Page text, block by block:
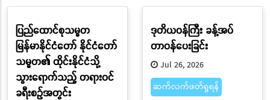
ပြည်ထောင်စုသမ္မတ
မြန်မာနိုင်ငံတော် နိုင်ငံတော်
သမ္မတ၏ ထိုင်းနိုင်ငံသို့
သွားရောက်သည့် တရားဝင်
ခရီးစဉ်အတွင်း
ဒုတိယဝန်ကြီး ခန့်အပ်
တာဝန်ပေးခြင်း
Jul 26, 2026
ဆက်လက်ဖတ်ရှုရန်